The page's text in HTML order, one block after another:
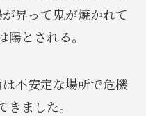
昇って鬼が焼かれて
陽とされる。
不安定な場所で危機
きました。